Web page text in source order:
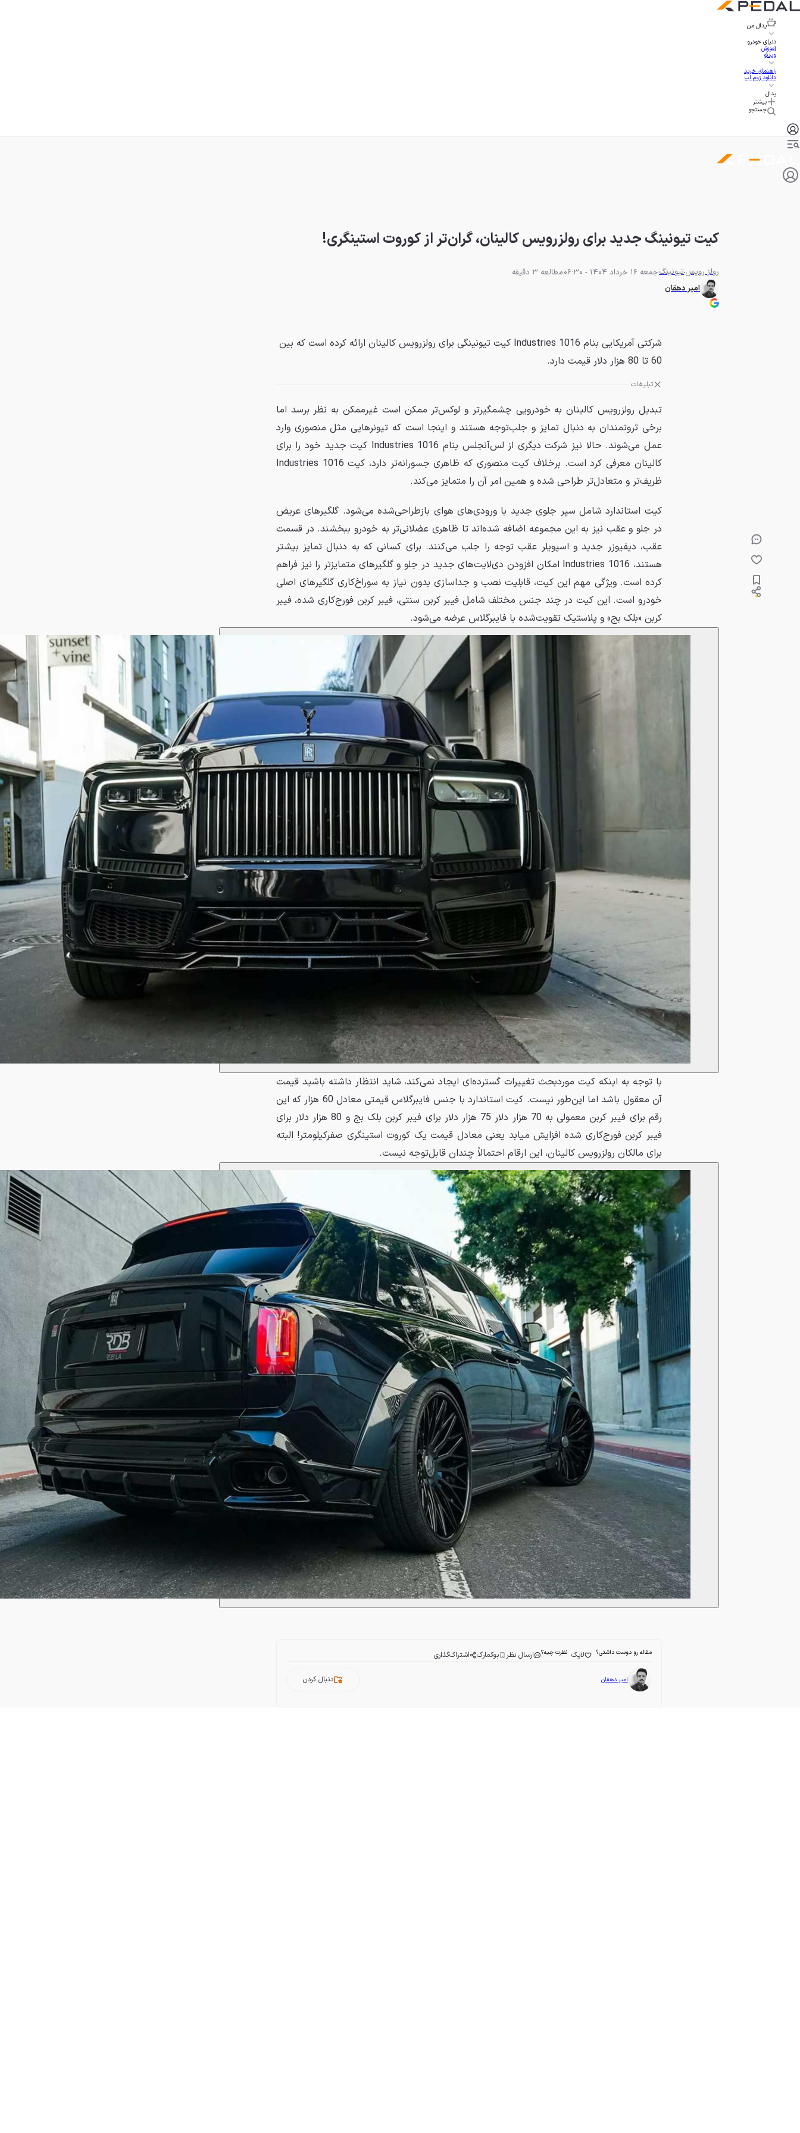
پدال من
دنیای خودرو
آموزش
ویدئو
راهنمای خرید
دانلود زوم اپ
پدال
بیشتر
جستجو
کیت تیونینگ جدید برای رولزرویس کالینان، گران‌تر از کوروت استینگری!
رولز رویستیونینگجمعه 16 خرداد 1404 - 06:30
مطالعه 3 دقیقه
امیر دهقان
شرکتی آمریکایی بنام 1016 Industries کیت تیونینگی برای رولزرویس کالینان ارائه کرده است که بین
60 تا 80 هزار دلار قیمت دارد.
تبلیغات
تبدیل رولزرویس کالینان به خودرویی چشمگیرتر و لوکس‌تر ممکن است غیرممکن به نظر برسد اما
برخی ثروتمندان به دنبال تمایز و جلب‌توجه هستند و اینجا است که تیونرهایی مثل منصوری وارد
عمل می‌شوند. حالا نیز شرکت دیگری از لس‌آنجلس بنام 1016 Industries کیت جدید خود را برای
کالینان معرفی کرد است. برخلاف کیت منصوری که ظاهری جسورانه‌تر دارد، کیت 1016 Industries
ظریف‌تر و متعادل‌تر طراحی شده و همین امر آن را متمایز می‌کند.
کیت استاندارد شامل سپر جلوی جدید با ورودی‌های هوای بازطراحی‌شده می‌شود. گلگیرهای عریض
در جلو و عقب نیز به این مجموعه اضافه شده‌اند تا ظاهری عضلانی‌تر به خودرو ببخشند. در قسمت
عقب، دیفیوزر جدید و اسپویلر عقب توجه را جلب می‌کنند. برای کسانی که به دنبال تمایز بیشتر
هستند، 1016 Industries امکان افزودن دی‌لایت‌های جدید در جلو و گلگیرهای متمایزتر را نیز فراهم
کرده است. ویژگی مهم این کیت، قابلیت نصب و جداسازی بدون نیاز به سوراخ‌کاری گلگیرهای اصلی
خودرو است. این کیت در چند جنس مختلف شامل فیبر کربن سنتی، فیبر کربن فورج‌کاری شده، فیبر
کربن «بلک بج» و پلاستیک تقویت‌شده با فایبرگلاس عرضه می‌شود.
با توجه به اینکه کیت موردبحث تغییرات گسترده‌ای ایجاد نمی‌کند، شاید انتظار داشته باشید قیمت
آن معقول باشد اما این‌طور نیست. کیت استاندارد با جنس فایبرگلاس قیمتی معادل 60 هزار که این
رقم برای فیبر کربن معمولی به 70 هزار دلار 75 هزار دلار برای فیبر کربن بلک بج و 80 هزار دلار برای
فیبر کربن فورج‌کاری شده افزایش میابد یعنی معادل قیمت یک کوروت استینگری صفرکیلومتر! البته
برای مالکان رولزرویس کالینان، این ارقام احتمالاً چندان قابل‌توجه نیست.
مقاله رو دوست داشتی؟ لایک نظرت چیه؟ ارسال نظر بوکمارک اشتراک‌گذاری
امیر دهقان دنبال کردن